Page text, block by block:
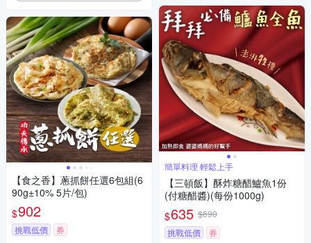
【食之香】蔥抓餅任選6包組(6
90g±10% 5片/包)
$902
挑戰低價 券
簡單料理 輕鬆上手
【三頓飯】酥炸糖醋鱸魚1份
(付糖醋醬)(每份1000g)
$635 $690
挑戰低價
券